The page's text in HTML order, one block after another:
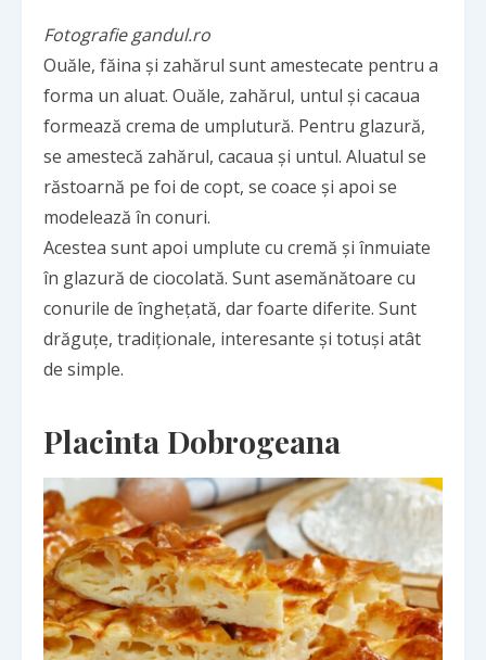
Fotografie gandul.ro
Ouăle, făina și zahărul sunt amestecate pentru a
forma un aluat. Ouăle, zahărul, untul și cacaua
formează crema de umplutură. Pentru glazură,
se amestecă zahărul, cacaua și untul. Aluatul se
răstoarnă pe foi de copt, se coace și apoi se
modelează în conuri.
Acestea sunt apoi umplute cu cremă și înmuiate
în glazură de ciocolată. Sunt asemănătoare cu
conurile de înghețată, dar foarte diferite. Sunt
drăguțe, tradiționale, interesante și totuși atât
de simple.
Placinta Dobrogeana